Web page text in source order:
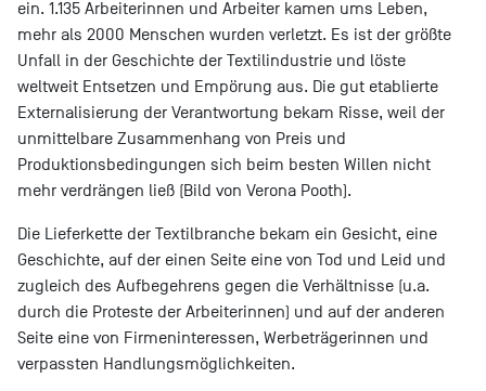
ein. 1.135 Arbeiterinnen und Arbeiter kamen ums Leben,
mehr als 2000 Menschen wurden verletzt. Es ist der größte
Unfall in der Geschichte der Textilindustrie und löste
weltweit Entsetzen und Empörung aus. Die gut etablierte
Externalisierung der Verantwortung bekam Risse, weil der
unmittelbare Zusammenhang von Preis und
Produktionsbedingungen sich beim besten Willen nicht
mehr verdrängen ließ (Bild von Verona Pooth).
Die Lieferkette der Textilbranche bekam ein Gesicht, eine
Geschichte, auf der einen Seite eine von Tod und Leid und
zugleich des Aufbegehrens gegen die Verhältnisse (u.a.
durch die Proteste der Arbeiterinnen) und auf der anderen
Seite eine von Firmeninteressen, Werbeträgerinnen und
verpassten Handlungsmöglichkeiten.